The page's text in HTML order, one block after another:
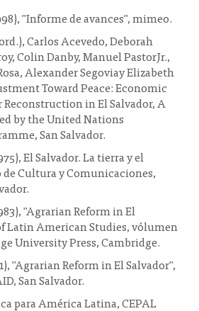
"Informe de avances", mimeo.
Carlos Acevedo, Deborah
Colin Danby, Manuel PastorJr.,
Alexander Segoviay Elizabeth
Toward Peace: Economic
in El Salvador, A
by the United Nations
San Salvador.
El Salvador. La tierra y el
Cultura y Comunicaciones,
"Agrarian Reform in El
Latin American Studies, vólumen
University Press, Cambridge.
"Agrarian Reform in El Salvador",
San Salvador.
para América Latina, CEPAL